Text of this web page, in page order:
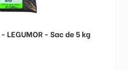
- Sac de 5 kg